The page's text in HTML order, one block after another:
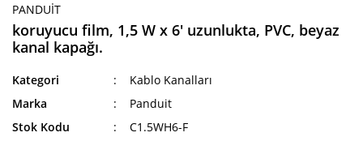
PANDUIT
koruyucu film, 1,5 W x 6' uzunlukta, PVC, beyaz
kanal kapağı.
Kategori
Kablo Kanalları
Marka
Panduit
Stok Kodu
C1.5WH6-F